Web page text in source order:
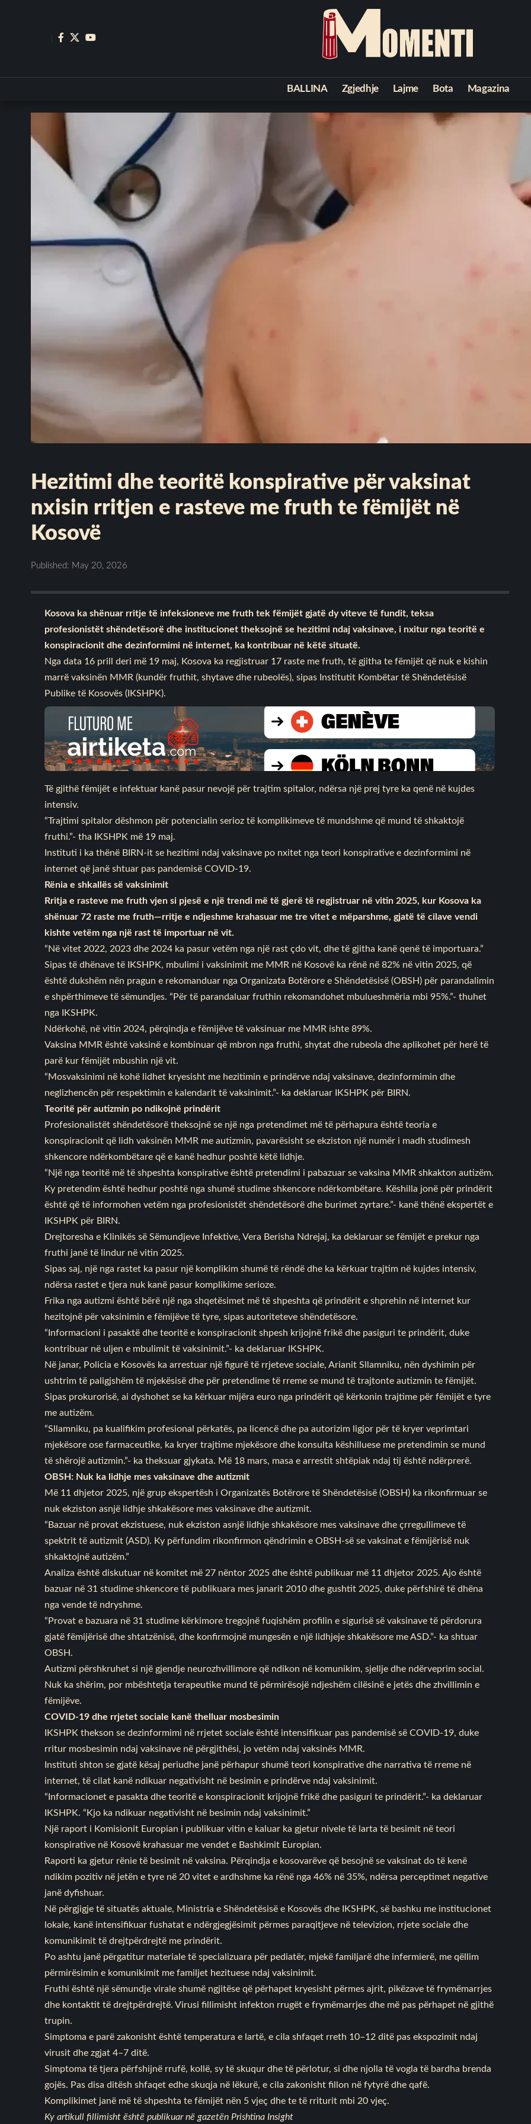
BALLINA Zgjedhje Lajme Bota Magazina
Hezitimi dhe teoritë konspirative për vaksinat
nxisin rritjen e rasteve me fruth te fëmijët në
Kosovë
Published: May 20, 2026
Kosova ka shënuar rritje të infeksioneve me fruth tek fëmijët gjatë dy viteve të fundit, teksa
profesionistët shëndetësorë dhe institucionet theksojnë se hezitimi ndaj vaksinave, i nxitur nga teoritë e
konspiracionit dhe dezinformimi në internet, ka kontribuar në këtë situatë.
Nga data 16 prill deri më 19 maj, Kosova ka regjistruar 17 raste me fruth, të gjitha te fëmijët që nuk e kishin
marrë vaksinën MMR (kundër fruthit, shytave dhe rubeolës), sipas Institutit Kombëtar të Shëndetësisë
Publike të Kosovës (IKSHPK).
Të gjithë fëmijët e infektuar kanë pasur nevojë për trajtim spitalor, ndërsa një prej tyre ka qenë në kujdes
intensiv.
“Trajtimi spitalor dëshmon për potencialin serioz të komplikimeve të mundshme që mund të shkaktojë
fruthi.”- tha IKSHPK më 19 maj.
Instituti i ka thënë BIRN-it se hezitimi ndaj vaksinave po nxitet nga teori konspirative e dezinformimi në
internet që janë shtuar pas pandemisë COVID-19.
Rënia e shkallës së vaksinimit
Rritja e rasteve me fruth vjen si pjesë e një trendi më të gjerë të regjistruar në vitin 2025, kur Kosova ka
shënuar 72 raste me fruth—rritje e ndjeshme krahasuar me tre vitet e mëparshme, gjatë të cilave vendi
kishte vetëm nga një rast të importuar në vit.
“Në vitet 2022, 2023 dhe 2024 ka pasur vetëm nga një rast çdo vit, dhe të gjitha kanë qenë të importuara.”
Sipas të dhënave të IKSHPK, mbulimi i vaksinimit me MMR në Kosovë ka rënë në 82% në vitin 2025, që
është dukshëm nën pragun e rekomanduar nga Organizata Botërore e Shëndetësisë (OBSH) për parandalimin
e shpërthimeve të sëmundjes. “Për të parandaluar fruthin rekomandohet mbulueshmëria mbi 95%.”- thuhet
nga IKSHPK.
Ndërkohë, në vitin 2024, përqindja e fëmijëve të vaksinuar me MMR ishte 89%.
Vaksina MMR është vaksinë e kombinuar që mbron nga fruthi, shytat dhe rubeola dhe aplikohet për herë të
parë kur fëmijët mbushin një vit.
“Mosvaksinimi në kohë lidhet kryesisht me hezitimin e prindërve ndaj vaksinave, dezinformimin dhe
neglizhencën për respektimin e kalendarit të vaksinimit.”- ka deklaruar IKSHPK për BIRN.
Teoritë për autizmin po ndikojnë prindërit
Profesionalistët shëndetësorë theksojnë se një nga pretendimet më të përhapura është teoria e
konspiracionit që lidh vaksinën MMR me autizmin, pavarësisht se ekziston një numër i madh studimesh
shkencore ndërkombëtare që e kanë hedhur poshtë këtë lidhje.
“Një nga teoritë më të shpeshta konspirative është pretendimi i pabazuar se vaksina MMR shkakton autizëm.
Ky pretendim është hedhur poshtë nga shumë studime shkencore ndërkombëtare. Këshilla jonë për prindërit
është që të informohen vetëm nga profesionistët shëndetësorë dhe burimet zyrtare.”- kanë thënë ekspertët e
IKSHPK për BIRN.
Drejtoresha e Klinikës së Sëmundjeve Infektive, Vera Berisha Ndrejaj, ka deklaruar se fëmijët e prekur nga
fruthi janë të lindur në vitin 2025.
Sipas saj, një nga rastet ka pasur një komplikim shumë të rëndë dhe ka kërkuar trajtim në kujdes intensiv,
ndërsa rastet e tjera nuk kanë pasur komplikime serioze.
Frika nga autizmi është bërë një nga shqetësimet më të shpeshta që prindërit e shprehin në internet kur
hezitojnë për vaksinimin e fëmijëve të tyre, sipas autoriteteve shëndetësore.
“Informacioni i pasaktë dhe teoritë e konspiracionit shpesh krijojnë frikë dhe pasiguri te prindërit, duke
kontribuar në uljen e mbulimit të vaksinimit.”- ka deklaruar IKSHPK.
Në janar, Policia e Kosovës kaarrestuar një figurë të rrjeteve sociale, Arianit Sllamniku, nën dyshimin për
ushtrim të paligjshëm të mjekësisë dhe për pretendime të rreme se mund të trajtonte autizmin te fëmijët.
Sipas prokurorisë, ai dyshohet se ka kërkuar mijëra euro nga prindërit që kërkonin trajtime për fëmijët e tyre
me autizëm.
“Sllamniku, pa kualifikim profesional përkatës, pa licencë dhe pa autorizim ligjor për të kryer veprimtari
mjekësore ose farmaceutike, ka kryer trajtime mjekësore dhe konsulta këshilluese me pretendimin se mund
të shërojë autizmin.”- ka theksuar gjykata. Më 18 mars, masa e arrestit shtëpiak ndaj tij është ndërprerë.
OBSH: Nuk ka lidhje mes vaksinave dhe autizmit
Më 11 dhjetor 2025, një grup ekspertësh i Organizatës Botërore të Shëndetësisë (OBSH) ka rikonfirmuar se
nuk ekziston asnjë lidhje shkakësore mes vaksinave dhe autizmit.
“Bazuar në provat ekzistuese, nuk ekziston asnjë lidhje shkakësore mes vaksinave dhe çrregullimeve të
spektrit të autizmit (ASD). Ky përfundim rikonfirmon qëndrimin e OBSH-së se vaksinat e fëmijërisë nuk
shkaktojnë autizëm.”
Analiza është diskutuar në komitet më 27 nëntor 2025 dhe është publikuar më 11 dhjetor 2025. Ajo është
bazuar në 31 studime shkencore të publikuara mes janarit 2010 dhe gushtit 2025, duke përfshirë të dhëna
nga vende të ndryshme.
“Provat e bazuara në 31 studime kërkimore tregojnë fuqishëm profilin e sigurisë së vaksinave të përdorura
gjatë fëmijërisë dhe shtatzënisë, dhe konfirmojnë mungesën e një lidhjeje shkakësore me ASD.”- ka shtuar
OBSH.
Autizmi përshkruhet si një gjendje neurozhvillimore që ndikon në komunikim, sjellje dhe ndërveprim social.
Nuk ka shërim, por mbështetja terapeutike mund të përmirësojë ndjeshëm cilësinë e jetës dhe zhvillimin e
fëmijëve.
COVID-19 dhe rrjetet sociale kanë thelluar mosbesimin
IKSHPK thekson se dezinformimi në rrjetet sociale është intensifikuar pas pandemisë së COVID-19, duke
rritur mosbesimin ndaj vaksinave në përgjithësi, jo vetëm ndaj vaksinës MMR.
Instituti shton se gjatë kësaj periudhe janë përhapur shumë teori konspirative dhe narrativa të rreme në
internet, të cilat kanë ndikuar negativisht në besimin e prindërve ndaj vaksinimit.
“Informacionet e pasakta dhe teoritë e konspiracionit krijojnë frikë dhe pasiguri te prindërit.”- ka deklaruar
IKSHPK. “Kjo ka ndikuar negativisht në besimin ndaj vaksinimit.”
Një raport i Komisionit Europian i publikuar vitin e kaluar ka gjetur nivele të larta të besimit në teori
konspirative në Kosovë krahasuar me vendet e Bashkimit Europian.
Raporti ka gjetur rënie të besimit në vaksina. Përqindja e kosovarëve që besojnë se vaksinat do të kenë
ndikim pozitiv në jetën e tyre në 20 vitet e ardhshme ka rënë nga 46% në 35%, ndërsa perceptimet negative
janë dyfishuar.
Në përgjigje të situatës aktuale, Ministria e Shëndetësisë e Kosovës dhe IKSHPK, së bashku me institucionet
lokale, kanë intensifikuar fushatat e ndërgjegjësimit përmes paraqitjeve në televizion, rrjete sociale dhe
komunikimit të drejtpërdrejtë me prindërit.
Po ashtu janë përgatitur materiale të specializuara për pediatër, mjekë familjarë dhe infermierë, me qëllim
përmirësimin e komunikimit me familjet hezituese ndaj vaksinimit.
Fruthi është një sëmundje virale shumë ngjitëse që përhapet kryesisht përmes ajrit, pikëzave të frymëmarrjes
dhe kontaktit të drejtpërdrejtë. Virusi fillimisht infekton rrugët e frymëmarrjes dhe më pas përhapet në gjithë
trupin.
Simptoma e parë zakonisht është temperatura e lartë, e cila shfaqet rreth 10–12 ditë pas ekspozimit ndaj
virusit dhe zgjat 4–7 ditë.
Simptoma të tjera përfshijnë rrufë, kollë, sy të skuqur dhe të përlotur, si dhe njolla të vogla të bardha brenda
gojës. Pas disa ditësh shfaqet edhe skuqja në lëkurë, e cila zakonisht fillon në fytyrë dhe qafë.
Komplikimet janë më të shpeshta te fëmijët nën 5 vjeç dhe te të rriturit mbi 20 vjeç.
Ky artikull fillimisht është publikuar në gazetën Prishtina Insight